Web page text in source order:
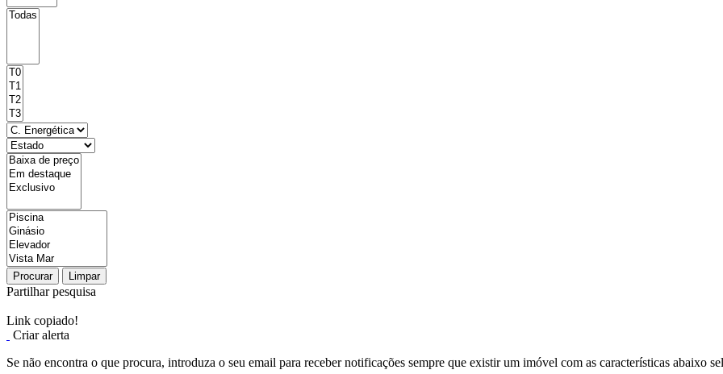
Procurar Limpar
Partilhar pesquisa
Link copiado!
Criar alerta
Se não encontra o que procura, introduza o seu email para receber notificações sempre que existir um imóvel com as características abaixo